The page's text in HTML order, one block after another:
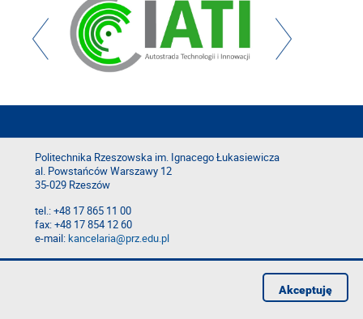
Politechnika Rzeszowska im. Ignacego Łukasiewicza
al. Powstańców Warszawy 12
35-029 Rzeszów
tel.: +48 17 865 11 00
fax: +48 17 854 12 60
e-mail:kancelaria@prz.edu.pl
Deklaracja dostępności
Akceptuję